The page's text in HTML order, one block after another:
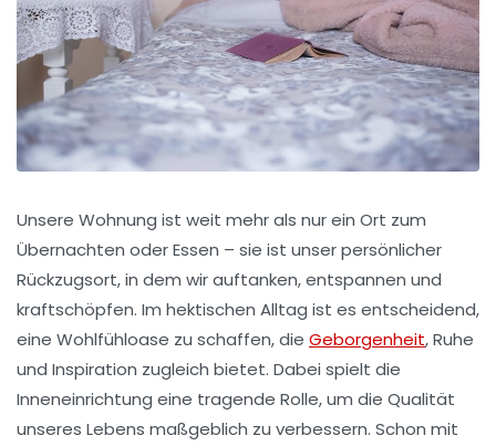
Unsere Wohnung ist weit mehr als nur ein Ort zum
Übernachten oder Essen – sie ist unser persönlicher
Rückzugsort, in dem wir auftanken, entspannen und
kraftschöpfen. Im hektischen Alltag ist es entscheidend,
eine Wohlfühloase zu schaffen, die Geborgenheit, Ruhe
und Inspiration zugleich bietet. Dabei spielt die
Inneneinrichtung eine tragende Rolle, um die Qualität
unseres Lebens maßgeblich zu verbessern. Schon mit